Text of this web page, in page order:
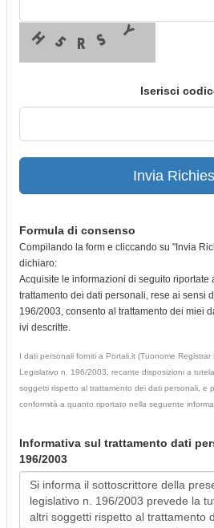
Iserisci
Invia
Formula di consenso
Compilando la form e cliccando su "Invia
dichiaro:
Acquisite le informazioni di seguito riportate
trattamento dei dati personali, rese ai sensi
196/2003, consento al trattamento dei miei
ivi descritte.
I dati personali forniti a Portali.it (Tuonome
Legislativo n. 196/2003, recante disposizioni a
soggetti rispetto al trattamento dei dati personali, e
conformità a quanto riportato nella seguente
Informativa sul trattamento dati
196/2003